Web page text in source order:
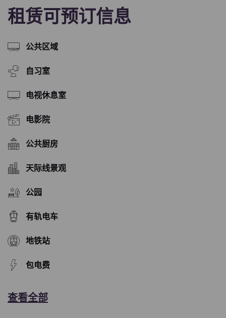
租赁可预订信息
公共区域
自习室
电视休息室
电影院
公共厨房
天际线景观
公园
有轨电车
地铁站
包电费
查看全部